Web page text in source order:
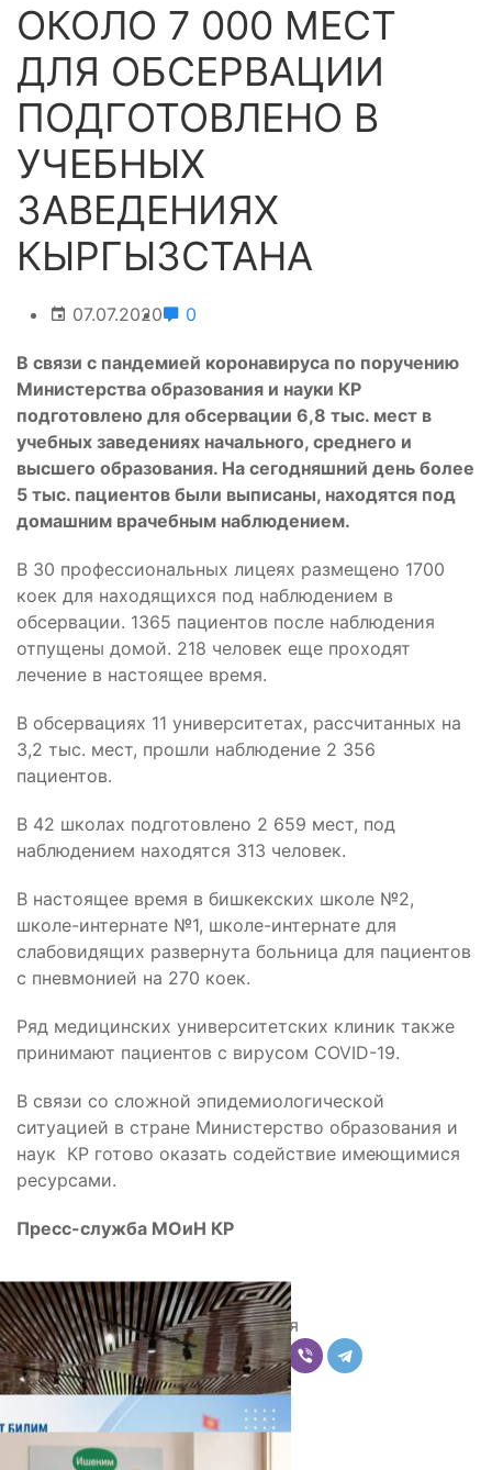
ОКОЛО 7 000 МЕСТ
ДЛЯ ОБСЕРВАЦИИ
ПОДГОТОВЛЕНО В
УЧЕБНЫХ
ЗАВЕДЕНИЯХ
КЫРГЫЗСТАНА
07.07.2020 0
В связи с пандемией коронавируса по поручению
Министерства образования и науки КР
подготовлено для обсервации 6,8 тыс. мест в
учебных заведениях начального, среднего и
высшего образования. На сегодняшний день более
5 тыс. пациентов были выписаны, находятся под
домашним врачебным наблюдением.
В 30 профессиональных лицеях размещено 1700
коек для находящихся под наблюдением в
обсервации. 1365 пациентов после наблюдения
отпущены домой. 218 человек еще проходят
лечение в настоящее время.
В обсервациях 11 университетах, рассчитанных на
3,2 тыс. мест, прошли наблюдение 2 356
пациентов.
В 42 школах подготовлено 2 659 мест, под
наблюдением находятся 313 человек.
В настоящее время в бишкекских школе №2,
школе-интернате №1, школе-интернате для
слабовидящих развернута больница для пациентов
с пневмонией на 270 коек.
Ряд медицинских университетских клиник также
принимают пациентов с вирусом COVID-19.
В связи со сложной эпидемиологической
ситуацией в стране Министерство образования и
наук КР готово оказать содействие имеющимися
ресурсами.
Пресс-служба МОиН КР
Поделиться
Комментарии